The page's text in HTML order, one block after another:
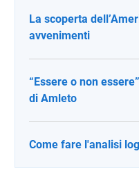
La scoperta
avvenimenti
“Essere o non
di Amleto
Come fare l'analisi